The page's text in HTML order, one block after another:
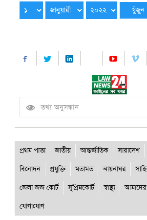
প্রথম পাতা জাতীয় আন্তর্জাতিক সারাদেশ
বিনোদন
প্রযুক্তি মতামত আয়নাঘর
জেলা জজ কোর্ট
সুপ্রিমকোর্ট স্বাস্থ্য
আমাদের
যোগাযোগ